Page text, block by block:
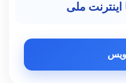
اینترنت ملی